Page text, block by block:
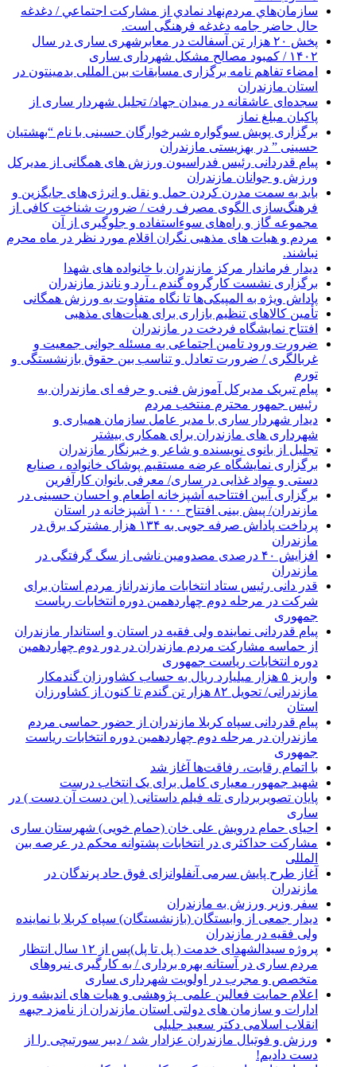
سازمان‌هاي مردم‌نهاد نمادي از مشاركت اجتماعي / دغدغه
حال حاضر جامه دغدغه فرهنگی است.
پخش ۲۰ هزار تن آسفالت در معابرشهری ساری در سال
۱۴۰۲ / کمبود مصالح مشکل شهرداری ساری
امضاء تفاهم نامه برگزاری مسابقات بین المللی بدمینتون در
استان مازندران
سجده‌ای عاشقانه در میدان جهاد/ تجلیل شهردار ساری از
پاکبان مبلغ نماز
برگزاری پویش سوگواره شیرخوارگان حسینی با نام “بهشتیان
حسینی ” در بهزیستی مازندران
پیام قدردانی رئیس فدراسیون ورزش های همگانی از مدیرکل
ورزش و جوانان مازندران
باید به سمت مدرن کردن حمل و نقل و انرژی‌های جایگزین و
فرهنگ‌سازی الگوی مصرف رفت / ضرورت شناخت کافی از
مجموعه گاز و راه‌های سوءاستفاده و جلوگیری از آن
مردم و هیات های مذهبی نگران اقلام مورد نظر در ماه محرم
نباشند.
دیدار فرماندار مرکز مازندران با خانواده های شهدا
برگزاری نشست کارگروه گندم ، آرد و ناندز مازندران
پاداش ویژه به المپیکی‌ها تا نگاه متفاوت به ورزش همگانی
تأمین کالاهای تنظیم بازاری برای هیأت‌های مذهبی
افتتاح نمایشگاه فردخت در مازندران
ضرورت ورود تامین اجتماعی به مسئله جوانی جمعیت و
غربالگری / ضرورت تعادل و تناسب بین حقوق بازنشستگی و
تورم
پیام تبریک مدیرکل آموزش فنی و حرفه ای مازندران به
رئیس جمهور محترم منتخب مردم
دیدار شهردار ساری با مدیر عامل سازمان همیاری و
شهرداری های مازندران برای همکاری بیشتر
تجلیل از بانوی نویسنده و شاعر و خبرنگار مازندران
برگزاری نمایشگاه عرضه مستقیم پوشاک خانواده ، صنایع
دستی و مواد غذایی در ساری/ معرفی بانوان کارآفرین
برگزاری آیین افتتاحیه آشپزخانه اطعام و احسان حسینی در
مازندران/ پیش بینی افتتاح ۱۰۰۰ آشپزخانه در استان
پرداخت پاداش صرفه جویی به ۱۳۴ هزار مشترک برق در
مازندران
افزایش ۴۰ درصدی مصدومین ناشی از سگ گرفتگی در
مازندران
قدر دانی رئیس ستاد انتخابات مازندراناز مردم استان برای
شرکت در مرحله دوم چهاردهمین دوره انتخابات ریاست
جمهوری
پیام قدردانی نماینده ولی فقیه در استان و استاندار مازندران
از حماسه مشارکت مردم مازندران در دور دوم چهاردهمین
دوره انتخابات ریاست جمهوری
واریز ۵ هزار میلیارد ریال به حساب کشاورزان گندمکار
مازندرانی/ تحویل ۸۲ هزار تن گندم تا کنون از کشاورزان
استان
پیام قدردانی سپاه کربلا مازندران از حضور حماسی مردم
مازندران در مرحله دوم چهاردهمین دوره انتخابات ریاست
جمهوری
با اتمام رقابت، رفاقت‌ها آغاز شد
شهید جمهور، معیاری کامل برای یک انتخاب درست
پایان تصویربرداری تله فیلم داستانی ( این دست آن دست ) در
ساری
احیای حمام درویش علی خان (حمام خویی) شهرستان ساری
مشارکت حداکثری در انتخابات پشتوانه محکم در عرصه بین
المللی
آغاز طرح پایش سرمی آنفلوانزای فوق حاد پرندگان در
مازندران
سفر وزیر ورزش به مازندران
دیدار جمعی از وابستگان (بازنشستگان) سپاه کربلا با نماینده
ولی فقیه در مازندران
پروژه سیدالشهدای خدمت ( پل تا پل)پس از ۱۲ سال انتظار
مردم ساری در آستانه بهره برداری / به کارگیری نیروهای
متخصص و مجرب در اولویت شهرداری ساری
اعلام حمایت فعالین علمی_پژوهشی و هیات های اندیشه ورز
ادارات و سازمان های دولتی استان مازندران از نامزد جبهه
انقلاب اسلامی دکتر سعید جلیلی
ورزش و فوتبال مازندران عزادار شد / دبیر سورتیچی را از
دست دادیم!